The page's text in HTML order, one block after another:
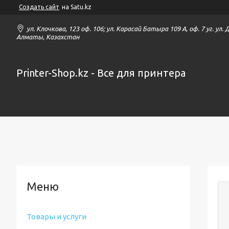
Создать сайт на Satu.kz
ул. Клочкова, 123 оф. 106; ул. Карасай Батыра 109 А, оф. 7 уг. ул.
Алматы, Казахстан
Printer-Shop.kz - Все для принтера
Товары и услуги